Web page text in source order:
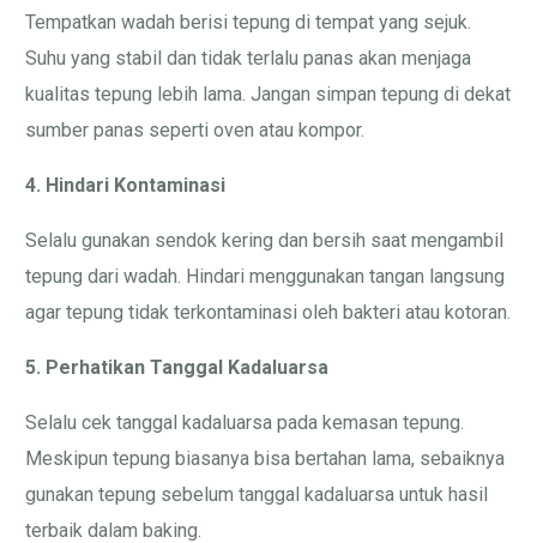
Tempatkan wadah berisi tepung di tempat yang sejuk.
Suhu yang stabil dan tidak terlalu panas akan menjaga
kualitas tepung lebih lama. Jangan simpan tepung di dekat
sumber panas seperti oven atau kompor.
4. Hindari Kontaminasi
Selalu gunakan sendok kering dan bersih saat mengambil
tepung dari wadah. Hindari menggunakan tangan langsung
agar tepung tidak terkontaminasi oleh bakteri atau kotoran.
5. Perhatikan Tanggal Kadaluarsa
Selalu cek tanggal kadaluarsa pada kemasan tepung.
Meskipun tepung biasanya bisa bertahan lama, sebaiknya
gunakan tepung sebelum tanggal kadaluarsa untuk hasil
terbaik dalam baking.